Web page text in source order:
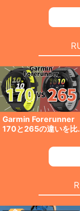
【初心者・中級者・上
Garmin Forerunner
170と265の違いを比